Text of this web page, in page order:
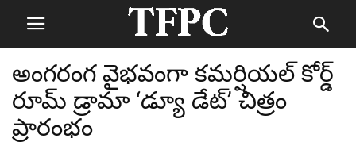
అంగరంగ వైభవంగా కమర్షియల్‌ కోర్డ్‌
రూమ్‌ డ్రామా ‘డ్యూ డేట్‌’ చిత్రం
ప్రారంభం